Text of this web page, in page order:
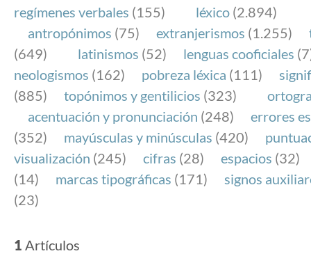
regímenes verbales (155) léxico (2.894)
antropónimos (75) extranjerismos (1.255)
(649)
latinismos (52) lenguas cooficiales
neologismos (162) pobreza léxica (111)
(885)
topónimos y gentilicios (323)
acentuación y pronunciación (248)
errores
(352)
mayúsculas y minúsculas (420)
visualización (245) cifras (28) espacios (32)
(14)
marcas tipográficas (171)
signos
(23)
1 Artículos